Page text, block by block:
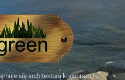
się architekturą krajobrazu i